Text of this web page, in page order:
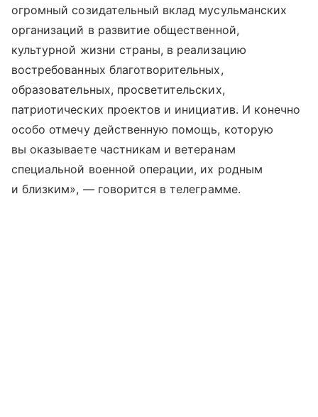
огромный созидательный вклад мусульманских
организаций в развитие общественной,
культурной жизни страны, в реализацию
востребованных благотворительных,
образовательных, просветительских,
патриотических проектов и инициатив. И конечно
особо отмечу действенную помощь, которую
вы оказываете частникам и ветеранам
специальной военной операции, их родным
и близким», — говорится в телеграмме.